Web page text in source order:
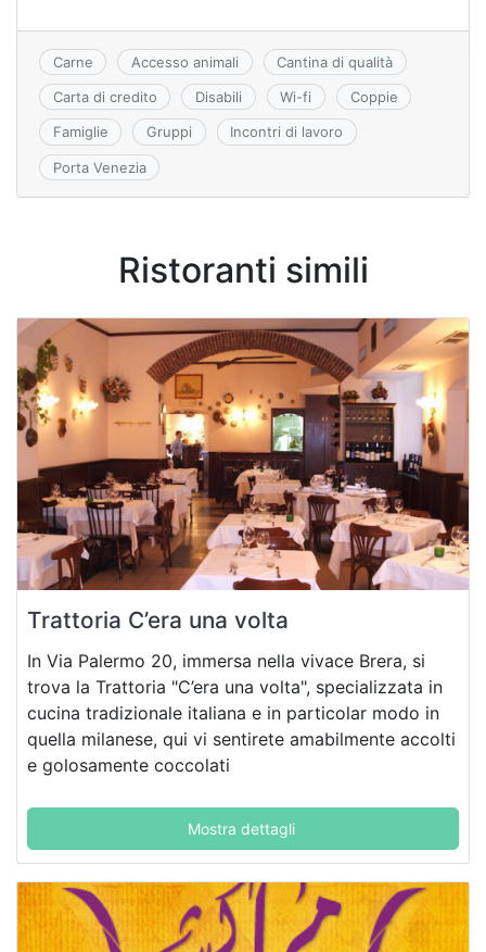
o
k
p s
s
ni
ki
Carne Accesso animali Cantina di qualità
Carta di credito Disabili Wi-fi Coppie
Famiglie Gruppi Incontri di lavoro
Porta Venezia
Ristoranti simili
Trattoria C’era una volta
In Via Palermo 20, immersa nella vivace Brera, si
trova la Trattoria "C’era una volta", specializzata in
cucina tradizionale italiana e in particolar modo in
quella milanese, qui vi sentirete amabilmente accolti
e golosamente coccolati
Mostra dettagli